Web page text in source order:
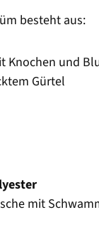
besteht aus:
Knochen und
Gürtel
mit